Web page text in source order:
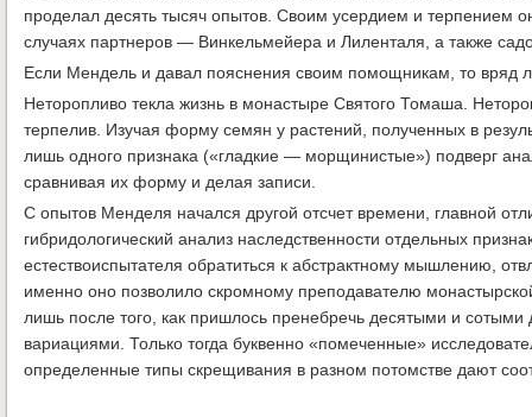
проделал десять тысяч опытов. Своим усердием и терпением
случаях партнеров — Винкельмейера и Лиленталя, а также
Если Мендель и давал пояснения своим помощникам, то вряд
Неторопливо текла жизнь в монастыре Святого Томаша.
терпелив. Изучая форму семян у растений, полученных в
лишь одного признака («гладкие — морщинистые») подверг
сравнивая их форму и делая записи.
С опытов Менделя начался другой отсчет времени, главной
гибридологический анализ наследственности отдельных
естествоиспытателя обратиться к абстрактному мышлению,
именно оно позволило скромному преподавателю
лишь после того, как пришлось пренебречь десятыми и
вариациями. Только тогда буквенно «помеченные»
определенные типы скрещивания в разном потомстве дают